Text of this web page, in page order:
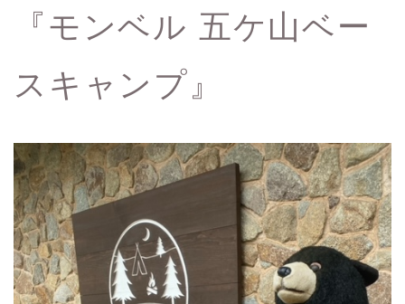
『モンベル 五ケ山ベー
スキャンプ』